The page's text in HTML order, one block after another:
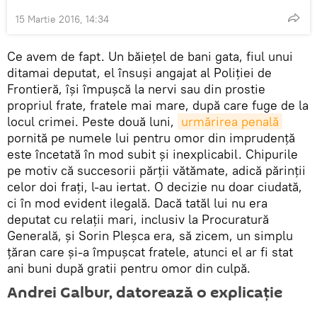
15 Martie 2016, 14:34
Ce avem de fapt. Un băiețel de bani gata, fiul unui
ditamai deputat, el însuși angajat al Poliției de
Frontieră, își împușcă la nervi sau din prostie
propriul frate, fratele mai mare, după care fuge de la
locul crimei. Peste două luni, urmărirea penală
pornită pe numele lui pentru omor din imprudență
este încetată în mod subit și inexplicabil. Chipurile
pe motiv că succesorii părții vătămate, adică părinții
celor doi frați, l-au iertat. O decizie nu doar ciudată,
ci în mod evident ilegală. Dacă tatăl lui nu era
deputat cu relații mari, inclusiv la Procuratură
Generală, și Sorin Pleșca era, să zicem, un simplu
țăran care și-a împușcat fratele, atunci el ar fi stat
ani buni după gratii pentru omor din culpă.
Andrei Galbur, datorează o explicație